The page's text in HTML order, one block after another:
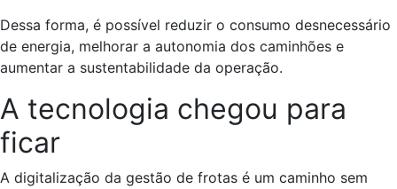
Dessa forma, é possível reduzir o consumo desnecessário
de energia, melhorar a autonomia dos caminhões e
aumentar a sustentabilidade da operação.
A tecnologia chegou para
ficar
A digitalização da gestão de frotas é um caminho sem